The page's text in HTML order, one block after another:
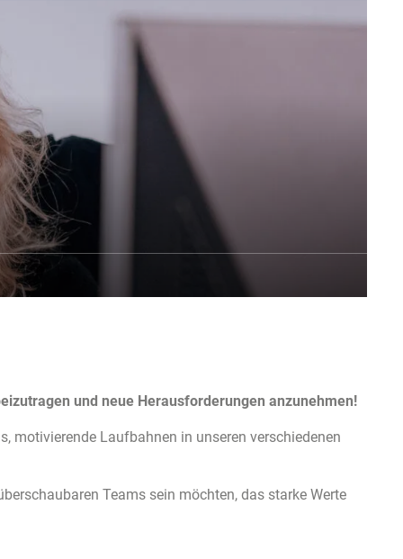
und neue Herausforderungen anzunehmen!
motivierende Laufbahnen in unseren verschiedenen
Teams sein möchten, das starke Werte